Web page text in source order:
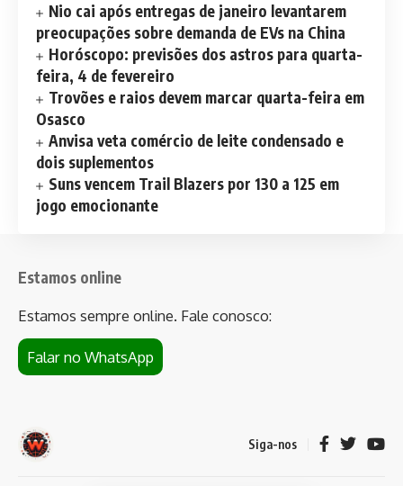
Nio cai após entregas de janeiro levantarem
preocupações sobre demanda de EVs na China
Horóscopo: previsões dos astros para quarta-
feira, 4 de fevereiro
Trovões e raios devem marcar quarta-feira em
Osasco
Anvisa veta comércio de leite condensado e
dois suplementos
Suns vencem Trail Blazers por 130 a 125 em
jogo emocionante
Estamos online
Estamos sempre online. Fale conosco:
Falar no WhatsApp
Siga-nos